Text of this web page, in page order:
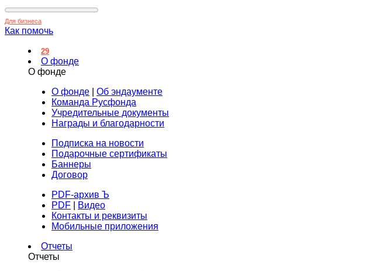
Для бизнеса
Как помочь
29
О фонде
О фонде
О фонде
Об эндаументе
Команда Русфонда
Учредительные документы
Награды и благодарности
Подписка на новости
Подарочные сертификаты
Баннеры
Договор
PDF-архив Ъ
PDF
Видео
Контакты и реквизиты
Мобильные приложения
Отчеты
Отчеты